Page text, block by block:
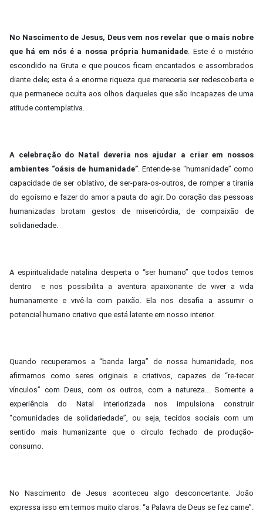
No Nascimento de Jesus, Deus vem nos revelar que o mais nobre
que há em nós é a nossa própria humanidade. Este é o mistério
escondido na Gruta e que poucos ficam encantados e assombrados
diante dele; esta é a enorme riqueza que mereceria ser redescoberta e
que permanece oculta aos olhos daqueles que são incapazes de uma
atitude contemplativa.
A celebração do Natal deveria nos ajudar a criar em nossos
ambientes “oásis de humanidade”. Entende-se “humanidade” como
capacidade de ser oblativo, de ser-para-os-outros, de romper a tirania
do egoísmo e fazer do amor a pauta do agir. Do coração das pessoas
humanizadas brotam gestos de misericórdia, de compaixão de
solidariedade.
A espiritualidade natalina desperta o “ser humano” que todos temos
dentro e nos possibilita a aventura apaixonante de viver a vida
humanamente e vivê-la com paixão. Ela nos desafia a assumir o
potencial humano criativo que está latente em nosso interior.
Quando recuperamos a “banda larga” de nossa humanidade, nos
afirmamos como seres originais e criativos, capazes de “re-tecer
vínculos” com Deus, com os outros, com a natureza... Somente a
experiência do Natal interiorizada nos impulsiona construir
“comunidades de solidariedade”, ou seja, tecidos sociais com um
sentido mais humanizante que o círculo fechado de produção-
consumo.
No Nascimento de Jesus aconteceu algo desconcertante. João
expressa isso em termos muito claros: “a Palavra de Deus se fez carne”.